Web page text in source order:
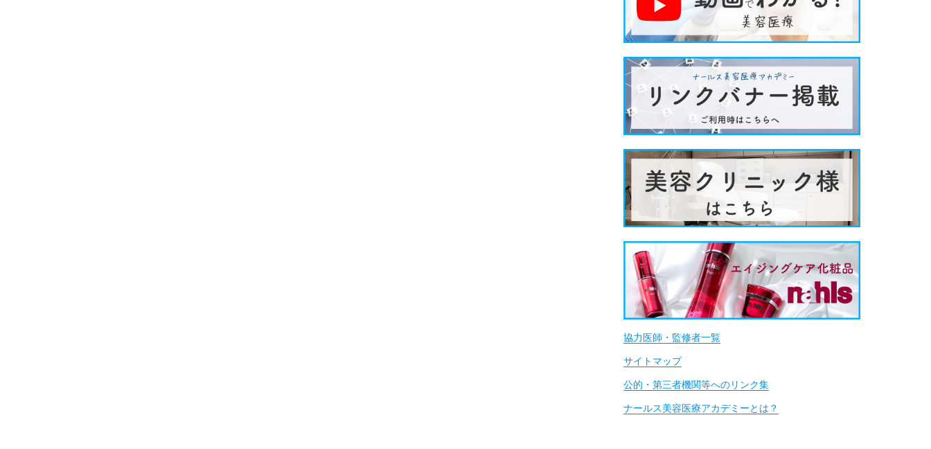
協力医師・監修者一覧
サイトマップ
公的・第三者機関等へのリンク集
ナールス美容医療アカデミーとは？